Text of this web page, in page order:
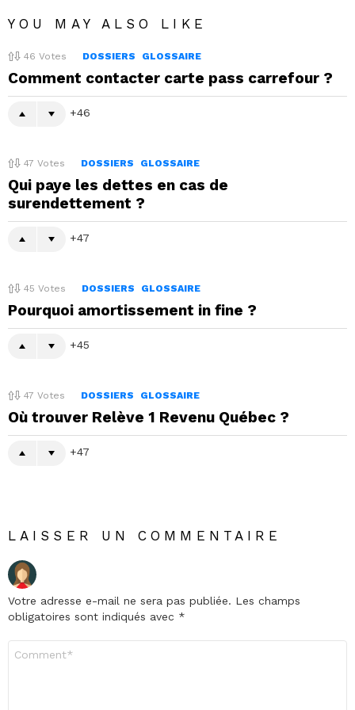
YOU MAY ALSO LIKE
46 Votes DOSSIERS GLOSSAIRE
Comment contacter carte pass carrefour ?
46
47 Votes DOSSIERS GLOSSAIRE
Qui paye les dettes en cas de
surendettement ?
47
45 Votes DOSSIERS GLOSSAIRE
Pourquoi amortissement in fine ?
45
47 Votes DOSSIERS GLOSSAIRE
Où trouver Relève 1 Revenu Québec ?
47
LAISSER UN COMMENTAIRE
Votre adresse e-mail ne sera pas publiée. Les champs
obligatoires sont indiqués avec *